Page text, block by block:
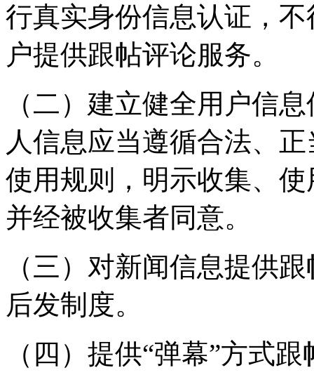
行真实身份信息认证，
户提供跟帖评论服务。
（二）建立健全用户信
人信息应当遵循合法、
使用规则，明示收集、
并经被收集者同意。
（三）对新闻信息提供
后发制度。
（四）提供“弹幕”方式